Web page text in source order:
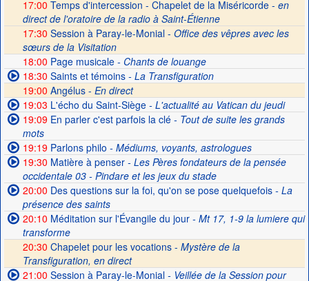
17:00 Temps d'intercession - Chapelet de la Miséricorde - en
direct de l'oratoire de la radio à Saint-Étienne
17:30 Session à Paray-le-Monial - Office des vêpres avec les
sœurs de la Visitation
18:00 Page musicale- Chants de louange
18:30 Saints et témoins- La Transfiguration
19:00 Angélus - En direct
19:03 L'écho du Saint-Siège- L'actualité au Vatican du jeudi
19:09En parler c'est parfois la clé- Tout de suite les grands
mots
19:19Parlons philo - Médiums, voyants, astrologues
19:30 Matière à penser- Les Pères fondateurs de la pensée
occidentale 03 - Pindare et les jeux du stade
20:00 Des questions sur la foi, qu'on se pose quelquefois- La
présence des saints
20:10 Méditation sur l'Évangile du jour- Mt 17, 1-9 la lumiere qui
transforme
20:30 Chapelet pour les vocations - Mystère de la
Transfiguration, en direct
21:00 Session à Paray-le-Monial- Veillée de la Session pour